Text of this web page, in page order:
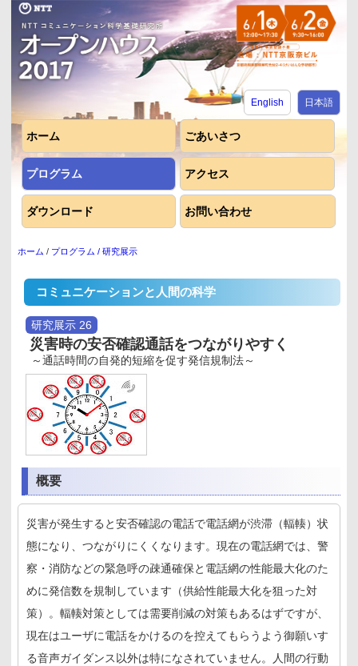
日本語
English
ホーム ごあいさつ
プログラム アクセス
ダウンロード お問い合わせ
ホーム / プログラム / 研究展示
コミュニケーションと人間の科学
研究展示 26
災害時の安否確認通話をつながりやすく
～通話時間の自発的短縮を促す発信規制法～
概要
災害が発生すると安否確認の電話で電話網が渋滞（輻輳）状
態になり、つながりにくくなります。現在の電話網では、警
察・消防などの緊急呼の疎通確保と電話網の性能最大化のた
めに発信数を規制しています（供給性能最大化を狙った対
策）。輻輳対策としては需要削減の対策もあるはずですが、
現在はユーザに電話をかけるのを控えてもらうよう御願いす
る音声ガイダンス以外は特になされていません。人間の行動